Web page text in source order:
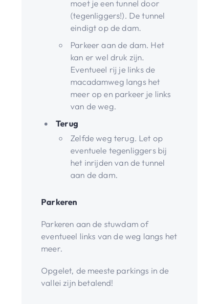
moet je een tunnel door
(tegenliggers!). De tunnel
eindigt op de dam.
Parkeer aan de dam. Het
kan er wel druk zijn.
Eventueel rij je links de
macadamweg langs het
meer op en parkeer je links
van de weg.
Terug
Zelfde weg terug. Let op
eventuele tegenliggers bij
het inrijden van de tunnel
aan de dam.
Parkeren
Parkeren aan de stuwdam of
eventueel links van de weg langs het
meer.
Opgelet, de meeste parkings in de
vallei zijn betalend!